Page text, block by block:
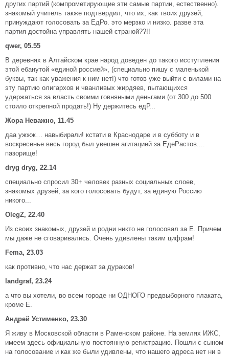
других партий (компрометирующие эти самые партии, естественно).
знакомый учитель также подтвердил, что их, как твоих друзей,
принуждают голосовать за ЕдРо. это мерзко и низко. разве эта
партия достойна управлять нашей страной??!!
qwer, 05.55
В деревнях в Алтайском крае народ доведен до такого исступления
этой ебанутой «единой россией», (специально пишу с маленькой
буквы, так как уважения к ним нет!) что готов уже выйти с вилами на
эту партию олигархов и чванливых жирдяев, пытающихся
удержаться за власть своими говняными деньгами (от 300 до 500
стоило открепной продать!) Ну держитесь едР...
Жора Неважно, 11.45
даа ужжж… навыбирали! кстати в Краснодаре и в субботу и в
воскресенье весь город был увешен агитацией за ЕдеРастов....
пазорище!
dryg dryg, 22.14
специально спросил 30+ человек разных социальных слоев,
знакомых друзей, за кого голосовать будут, за единую Россию
никого...
OlegZ, 22.40
Из своих знакомых, друзей и родни никто не голосовал за Е. Причем
мы даже не сговаривались. Очень удивлены таким цифрам!
Fema, 23.03
как противно, что нас держат за дураков!
landgraf, 23.24
а что вы хотели, во всем городе ни ОДНОГО предвыборного плаката,
кроме Е.
Андрей Устименко, 23.30
Я живу в Московской области в Раменском районе. На землях ИЖС,
имеем здесь официальную постоянную регистрацию. Пошли с сыном
на голосование и как же были удивлены, что нашего адреса нет ни в